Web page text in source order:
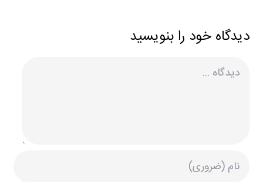
دیدگاه خود را بنویسید